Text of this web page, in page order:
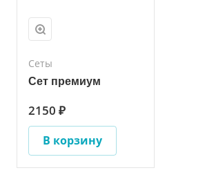
Сеты
Сет премиум
2150 ₽
В корзину